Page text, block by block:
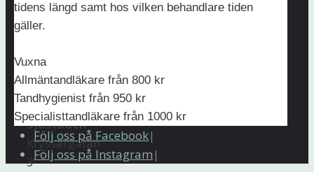
Tandreglering
Tandläkargruppen
Sjöstaden
Kryssargatan
3
tidens längd samt hos vilken behandlare tiden
gäller.
Vuxna
Allmäntandläkare från 800 kr
Tandhygienist från 950 kr
Specialisttandläkare från 1000 kr
Följ oss på Facebook|
Följ oss på Instagram|